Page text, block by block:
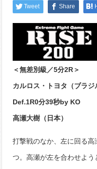
Tweet Share
＜無差別級／5分2R＞
カルロス・トヨタ（ブラジ
Def.1R0分39秒by KO
高瀬大樹（日本）
打撃戦のなか、左に回る
つ。高瀬が左を合わせよ